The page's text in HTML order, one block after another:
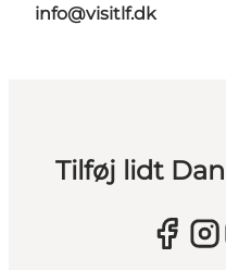
info@visitlf.dk
Tilføj lidt